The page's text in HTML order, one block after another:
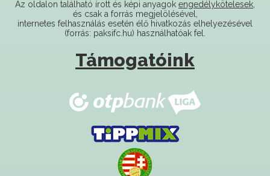
(forrás: paksifc.hu) használhatóak fel.
Támogatóink